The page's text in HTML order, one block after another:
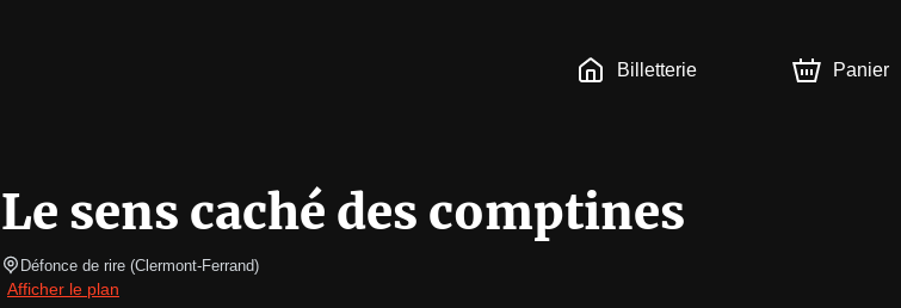
Billetterie Panier
Le sens caché des comptines
Défonce de rire (Clermont-Ferrand)
Afficher le plan